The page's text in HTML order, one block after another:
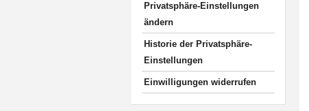
Privatsphäre-Einstellungen
ändern
Historie der Privatsphäre-
Einstellungen
Einwilligungen widerrufen